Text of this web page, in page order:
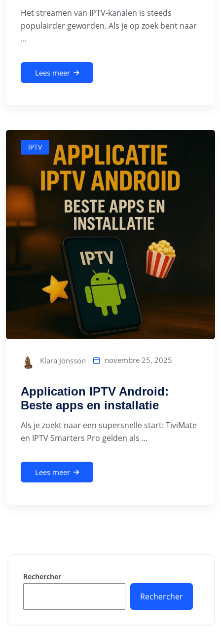
Het streamen van IPTV-kanalen is steeds
populairder geworden. Als je op zoek bent naar
...
Lees meer
IPTV
Klara Jönsson novembre 25, 2025
Application IPTV Android:
Beste apps en installatie
Als je zoekt naar een supersnelle start: TiviMate
en IPTV Smarters Pro gelden als ...
Lees meer
Rechercher
Rechercher